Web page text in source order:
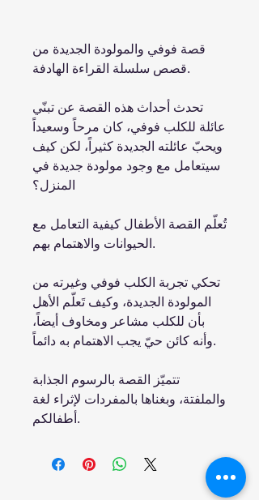
قصة فوفي والمولودة الجديدة من
قصص سلسلة القراءة الهادفة.
تحدث أحداث هذه القصة عن تبنّي
عائلة للكلب فوفي، كان مرحاً وسعيداً
ويحبّ عائلته الجديدة كثيراً، لكن كيف
سيتعامل مع وجود مولودة جديدة في
المنزل؟
تُعلّم القصة الأطفال كيفية التعامل مع
الحيوانات والاهتمام بهم.
تحكي تجربة الكلب فوفي وغيرته من
المولودة الجديدة، وكيف تَعلّم الأهل
بأن للكلب مشاعر ومخاوف أيضاً،
وأنه كائن حيّ يجب الاهتمام به دائماً.
تتميّز القصة بالرسوم الجذابة
والملفتة، وبغناها بالمفردات لإثراء لغة
أطفالكم.